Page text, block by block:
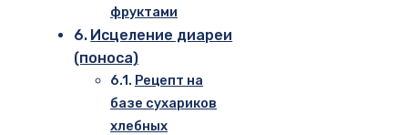
фруктами
Исцеление диареи
(поноса)
Рецепт на
базе сухариков
хлебных